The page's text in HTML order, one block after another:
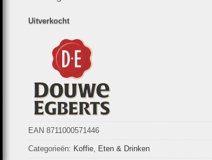
Uitverkocht
EAN 8711000571446
Categorieën: Koffie, Eten & Drinken